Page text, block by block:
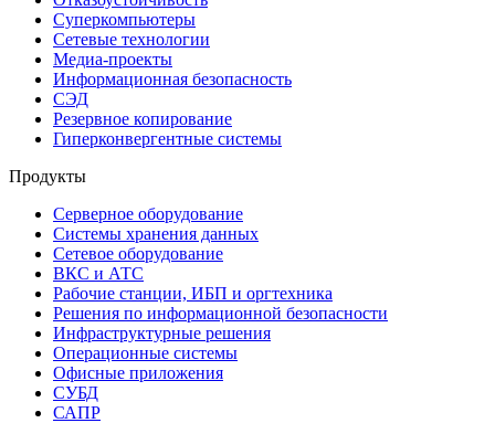
Суперкомпьютеры
Сетевые технологии
Медиа-проекты
Информационная безопасность
СЭД
Резервное копирование
Гиперконвергентные системы
Продукты
Серверное оборудование
Системы хранения данных
Сетевое оборудование
ВКС и АТС
Рабочие станции, ИБП и оргтехника
Решения по информационной безопасности
Инфраструктурные решения
Операционные системы
Офисные приложения
СУБД
САПР